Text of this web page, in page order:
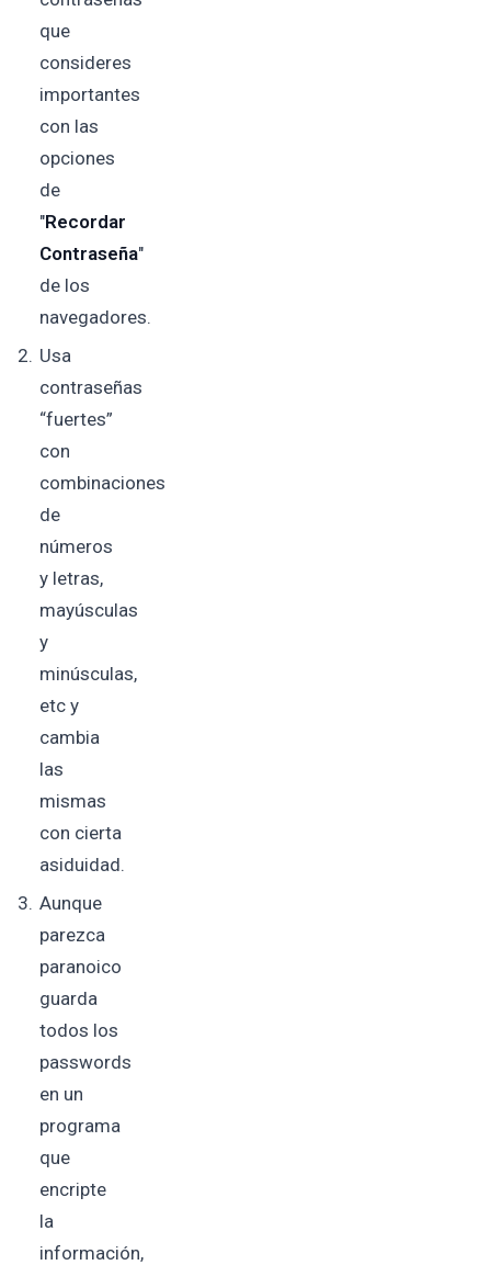
que
consideres
importantes
con las
opciones
de
"Recordar
Contraseña"
de los
navegadores.
Usa
contraseñas
“fuertes”
con
combinaciones
de
números
y letras,
mayúsculas
y
minúsculas,
etc y
cambia
las
mismas
con cierta
asiduidad.
Aunque
parezca
paranoico
guarda
todos los
passwords
en un
programa
que
encripte
la
información,